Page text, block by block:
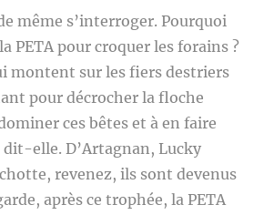
même s’interroger. Pourquoi
PETA pour croquer les forains ?
montent sur les fiers destriers
pour décrocher la floche
ces bêtes et à en faire
dit-elle. D’Artagnan, Lucky
revenez, ils sont devenus
après ce trophée, la PETA